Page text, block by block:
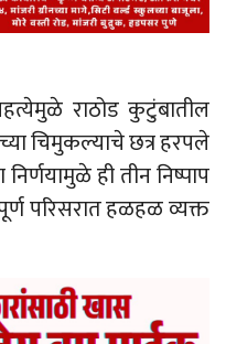
राठोड कुटुंबातील
चिमुकल्याचे छत्र हरपले
ही तीन निष्पाप
परिसरात हळहळ व्यक्त